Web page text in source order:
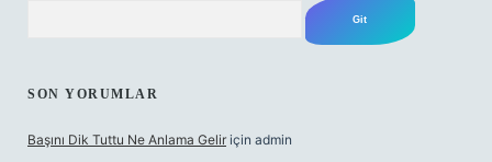
SON YORUMLAR
Başını Dik Tuttu Ne Anlama Gelir için admin